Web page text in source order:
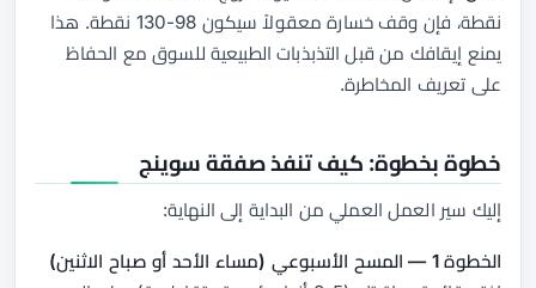
نقطة، فإن وقف خسارة معقولاً سيكون 98-130 نقطة. هذا
يمنع إيقافك من قبل التذبذبات الطبيعية للسوق مع الحفاظ
على تعريف المخاطرة.
خطوة بخطوة: كيف تنفذ صفقة سوينج
إليك سير العمل العملي من البداية إلى النهاية:
الخطوة 1 — المسح الأسبوعي (مساء الأحد أو صباح الاثنين)